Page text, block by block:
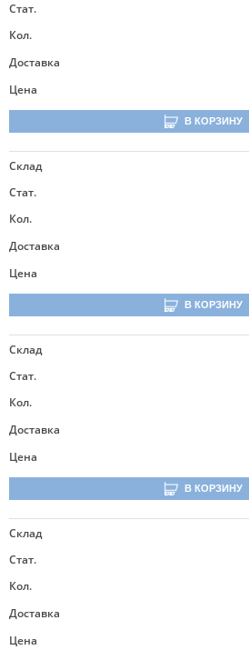
Стат.
Кол.
Доставка
Цена
В КОРЗИНУ
Склад
Стат.
Кол.
Доставка
Цена
В КОРЗИНУ
Склад
Стат.
Кол.
Доставка
Цена
В КОРЗИНУ
Склад
Стат.
Кол.
Доставка
Цена